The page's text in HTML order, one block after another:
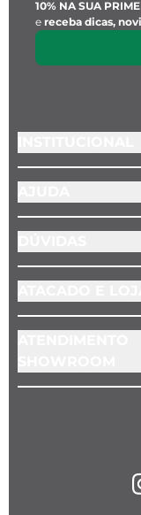
10% NA SUA
e receba dicas,